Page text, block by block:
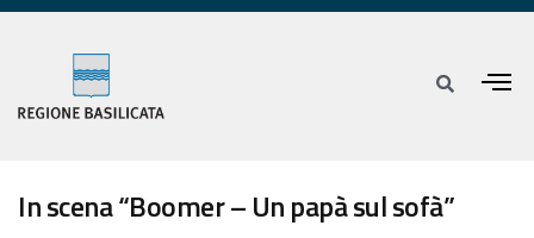
In scena “Boomer – Un papà sul sofà”